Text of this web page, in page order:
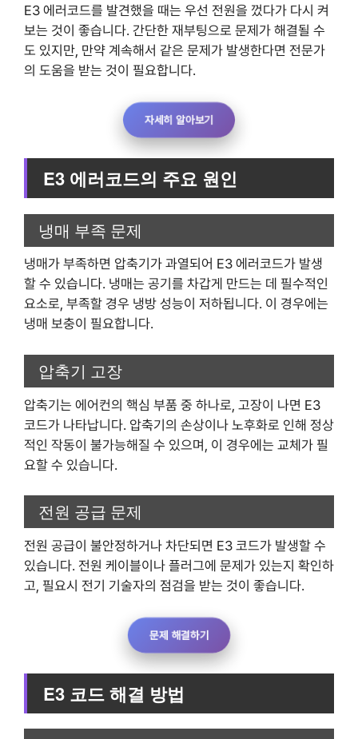
E3 에러코드를 발견했을 때는 우선 전원을 껐다가 다시 켜
보는 것이 좋습니다. 간단한 재부팅으로 문제가 해결될 수
도 있지만, 만약 계속해서 같은 문제가 발생한다면 전문가
의 도움을 받는 것이 필요합니다.
자세히 알아보기
E3 에러코드의 주요 원인
냉매 부족 문제
냉매가 부족하면 압축기가 과열되어 E3 에러코드가 발생
할 수 있습니다. 냉매는 공기를 차갑게 만드는 데 필수적인
요소로, 부족할 경우 냉방 성능이 저하됩니다. 이 경우에는
냉매 보충이 필요합니다.
압축기 고장
압축기는 에어컨의 핵심 부품 중 하나로, 고장이 나면 E3
코드가 나타납니다. 압축기의 손상이나 노후화로 인해 정상
적인 작동이 불가능해질 수 있으며, 이 경우에는 교체가 필
요할 수 있습니다.
전원 공급 문제
전원 공급이 불안정하거나 차단되면 E3 코드가 발생할 수
있습니다. 전원 케이블이나 플러그에 문제가 있는지 확인하
고, 필요시 전기 기술자의 점검을 받는 것이 좋습니다.
문제 해결하기
E3 코드 해결 방법